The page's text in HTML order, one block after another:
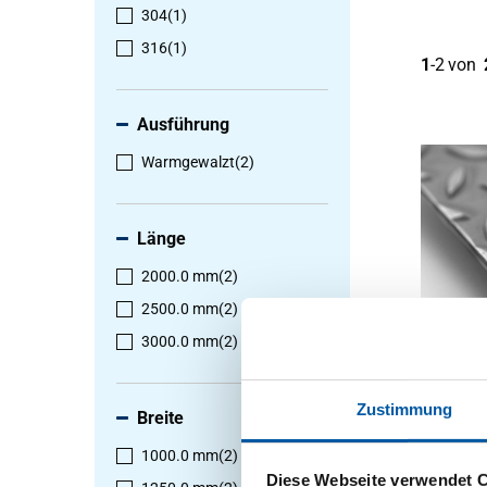
Zustimmung
Diese Webseite verwendet
304(1)
316(1)
Ausführung
Warmgewalzt(2)
Länge
2000.0 mm(2)
2500.0 mm(2)
3000.0 mm(2)
Breite
1000.0 mm(2)
1-2von
Wgw
AISI